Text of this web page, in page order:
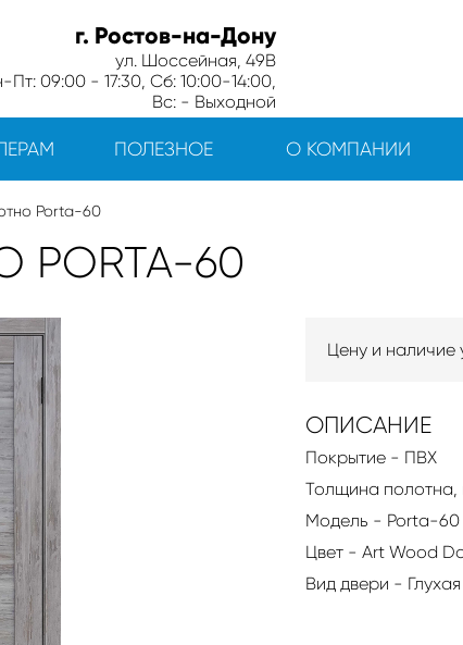
г. Ростов-на-Дону
ул. Шоссейная, 49В
Пт: 09:00 - 17:30, Сб: 10:00-14:00,
Вс: - Выходной
ПОЛЕЗНОЕ О КОМПАНИИ
Porta-60
60
Цену и наличие
ОПИСАНИЕ
Покрытие - ПВХ
Толщина
Модель - Porta-60
Цвет - Art Wood
Вид двери -